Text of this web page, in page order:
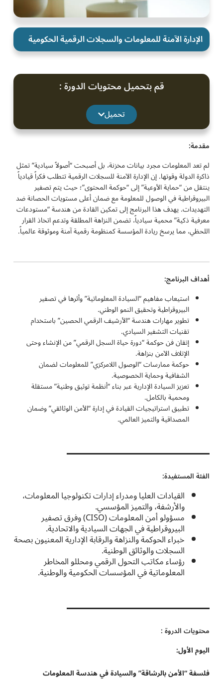
الإدارة الآمنة للمعلومات والسجلات الرقمية الحكومية
قم بتحميل محتويات الدورة :
تحميل
مقدمة:
لم تعد المعلومات مجرد بيانات مخزنة، بل أصبحت “أصولاً سيادية” تمثل
ذاكرة الدولة وقوتها. إن الإدارة الآمنة للسجلات الرقمية تتطلب فكراً قيادياً
ينتقل من “حماية الأوعية” إلى “حوكمة المحتوى”؛ حيث يتم تصفير
البيروقراطية في الوصول للمعلومة مع ضمان أعلى مستويات الحصانة ضد
التهديدات. يهدف هذا البرنامج إلى تمكين القادة من هندسة “مستودعات
معرفية ذكية” محمية سيادياً، تضمن النزاهة المطلقة وتدعم اتخاذ القرار
اللحظي، مما يرسخ ريادة المؤسسة كمنظومة رقمية آمنة وموثوقة عالمياً.
أهداف البرنامج:
استيعاب مفاهيم “السيادة المعلوماتية” وأثرها في تصفير
البيروقراطية وتحقيق النمو الوطني.
تطوير مهارات هندسة “الأرشيف الرقمي الحصين” باستخدام
تقنيات التشفير السيادي.
إتقان فن حوكمة “دورة حياة السجل الرقمي” من الإنشاء وحتى
الإتلاف الآمن بنزاهة.
حوكمة ممارسات “الوصول اللامركزي” للمعلومات لضمان
الشفافية وحماية الخصوصية.
تعزيز السيادة الإدارية عبر بناء “أنظمة توثيق وطنية” مستقلة
ومحمية بالكامل.
تطبيق استراتيجيات القيادة في إدارة “الأمن الوثائقي” وضمان
المصداقية والتميز العالمي.
الفئة المستفيدة:
القيادات العليا ومدراء إدارات تكنولوجيا المعلومات،
والأرشفة، والتميز المؤسسي.
مسؤولو أمن المعلومات (CISO) وفرق تصفير
البيروقراطية في الجهات السيادية والاتحادية.
خبراء الحوكمة والنزاهة والرقابة الإدارية المعنيون بصحة
السجلات والوثائق الوطنية.
رؤساء مكاتب التحول الرقمي ومحللو المخاطر
المعلوماتية في المؤسسات الحكومية والوطنية.
محتويات الدروة :
اليوم الأول:
فلسفة “الأمن بالرشاقة” والسيادة في هندسة المعلومات